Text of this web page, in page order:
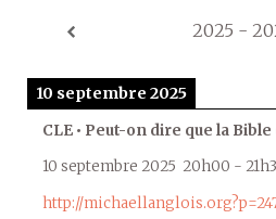
2025 -
10 septembre 2025
CLE • Peut-on dire que la
10 septembre 2025 20h00 -
http://